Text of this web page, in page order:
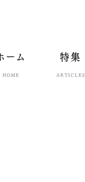
ーム
HOME
特集
ARTICLES